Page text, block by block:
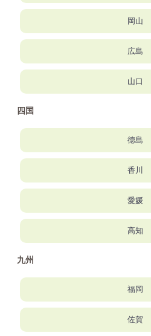
岡山
広島
山口
四国
徳島
香川
愛媛
高知
九州
福岡
佐賀